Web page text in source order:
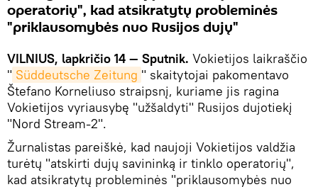
operatorių", kad atsikratytų probleminės
"priklausomybės nuo Rusijos dujų"
VILNIUS, lapkričio 14 — Sputnik. Vokietijos laikraščio
" Süddeutsche Zeitung " skaitytojai pakomentavo
Štefano Korneliuso straipsnį, kuriame jis ragina
Vokietijos vyriausybę "užšaldyti" Rusijos dujotiekį
"Nord Stream-2".
Žurnalistas pareiškė, kad naujoji Vokietijos valdžia
turėtų "atskirti dujų savininką ir tinklo operatorių",
kad atsikratytų probleminės "priklausomybės nuo